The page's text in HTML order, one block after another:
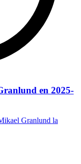
en 2025-
Granlund la